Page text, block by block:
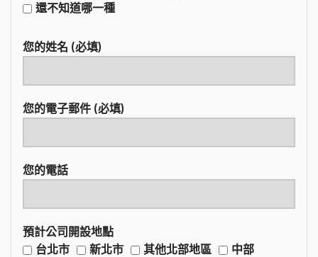
還不知道哪一種
您的姓名 (必填)
您的電子郵件 (必填)
您的電話
預計公司開設地點
台北市
新北市 其他北部地區
中部